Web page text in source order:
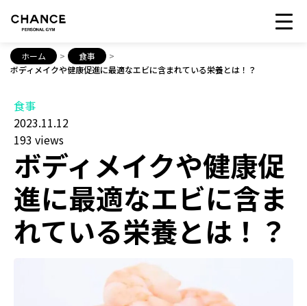
ホーム > 食事
>
ボディメイクや健康促進に最適なエビに含まれている栄養とは！？
食事
2023.11.12
193 views
ボディメイクや健康促
進に最適なエビに含ま
れている栄養とは！？